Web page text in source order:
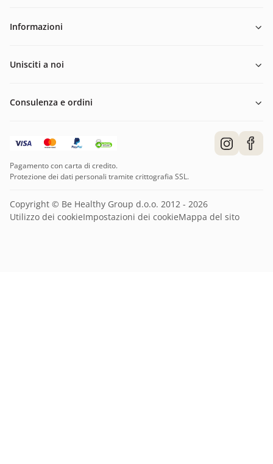
Informazioni
Unisciti a noi
Consulenza e ordini
Pagamento con carta di credito.
Protezione dei dati personali tramite crittografia SSL.
Copyright © Be Healthy Group d.o.o. 2012 - 2026
Utilizzo dei cookieImpostazioni dei cookieMappa del sito